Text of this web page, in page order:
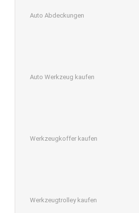
Auto Abdeckungen
Auto Werkzeug kaufen
Werkzeugkoffer kaufen
Werkzeugtrolley kaufen